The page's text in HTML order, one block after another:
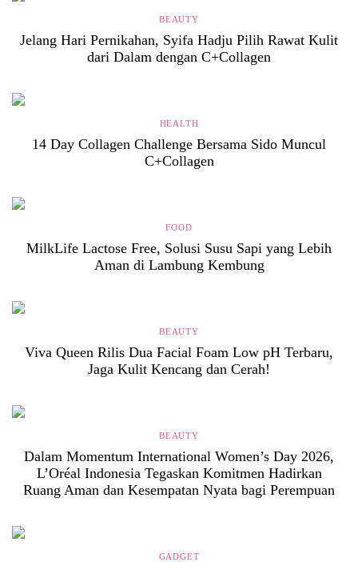
BEAUTY
Jelang Hari Pernikahan, Syifa Hadju Pilih Rawat Kulit
dari Dalam dengan C+Collagen
HEALTH
14 Day Collagen Challenge Bersama Sido Muncul
C+Collagen
FOOD
MilkLife Lactose Free, Solusi Susu Sapi yang Lebih
Aman di Lambung Kembung
BEAUTY
Viva Queen Rilis Dua Facial Foam Low pH Terbaru,
Jaga Kulit Kencang dan Cerah!
BEAUTY
Dalam Momentum International Women’s Day 2026,
L’Oréal Indonesia Tegaskan Komitmen Hadirkan
Ruang Aman dan Kesempatan Nyata bagi Perempuan
GADGET